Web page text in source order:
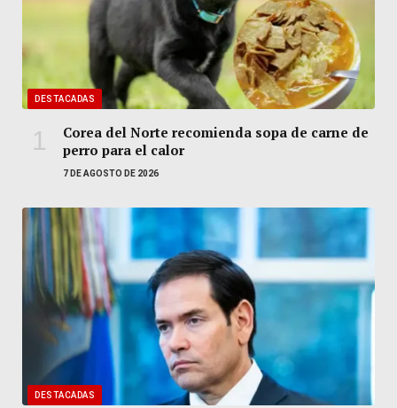
DESTACADAS
Corea del Norte recomienda sopa de carne de
perro para el calor
7 DE AGOSTO DE 2026
DESTACADAS